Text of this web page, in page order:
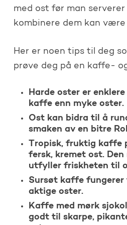
med ost før man
kombinere dem kan
Her er noen tips til deg
prøve deg på en kaffe-
Harde oster er
kaffe enn myke oster.
Ost kan bidra til å
smaken av en bitre
Tropisk, fruktig kaffe
fersk, kremet ost.
utfyller friskheten til
Sursøt kaffe
aktige oster.
Kaffe med mørk
godt til skarpe,